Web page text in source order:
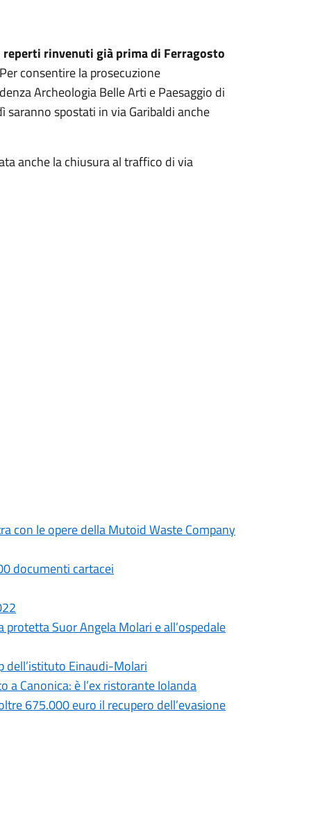
rinvenuti già prima di Ferragosto
consentire la prosecuzione
Archeologia Belle Arti e Paesaggio di
spostati in via Garibaldi anche
anche la chiusura al traffico di via
con le opere della Mutoid Waste Company
documenti cartacei
Suor Angela Molari e all’ospedale
dell’istituto Einaudi-Molari
Canonica: è l’ex ristorante Iolanda
675.000 euro il recupero dell’evasione